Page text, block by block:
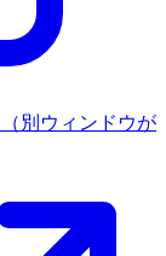
（別ウィンドウが